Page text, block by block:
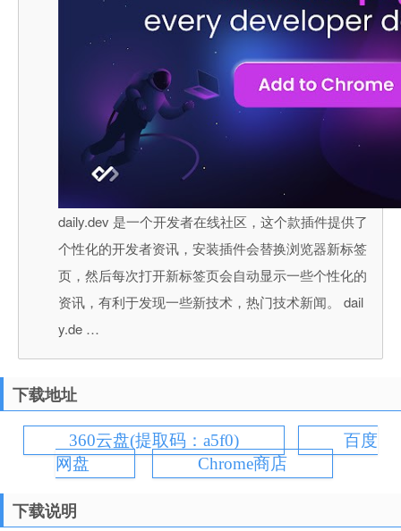
daily.dev 是一个开发者在线社区，这个款插件提供了
个性化的开发者资讯，安装插件会替换浏览器新标签
页，然后每次打开新标签页会自动显示一些个性化的
资讯，有利于发现一些新技术，热门技术新闻。 dail
y.de …
下载地址
360云盘(提取码：a5f0)
百度
网盘
Chrome商店
下载说明